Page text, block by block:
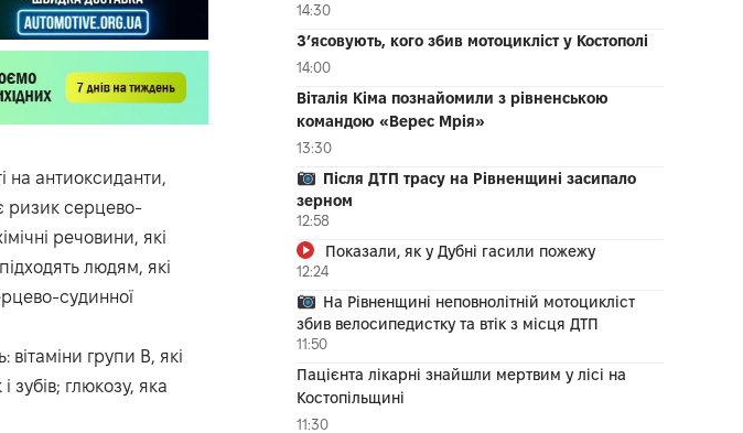
на антиоксиданти,
ризик серцево-
речовини, які
людям, які
судинної
вітаміни групи В, які
зубів; глюкозу, яка
14:30
З’ясовують, кого збив мотоцикліст у Костополі
14:00
Віталія Кіма познайомили з рівненською
командою «Верес Мрія»
13:30
Після ДТП трасу на Рівненщині засипало
зерном
12:58
Показали, як у Дубні гасили пожежу
12:24
На Рівненщині неповнолітній мотоцикліст
збив велосипедистку та втік з місця ДТП
11:50
Пацієнта лікарні знайшли мертвим у лісі на
Костопільщині
11:30